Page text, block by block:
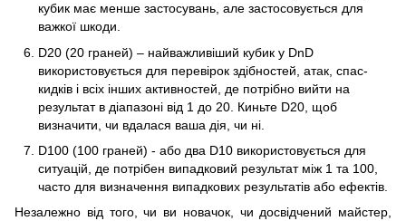
кубик має менше застосувань, але застосовується для
важкої шкоди.
D20 (20 граней) – найважливіший кубик у DnD
використовується для перевірок здібностей, атак, спас-
кидків і всіх інших активностей, де потрібно вийти на
результат в діапазоні від 1 до 20. Киньте D20, щоб
визначити, чи вдалася ваша дія, чи ні.
D100 (100 граней) - або два D10 використовується для
ситуацій, де потрібен випадковий результат між 1 та 100,
часто для визначення випадкових результатів або ефектів.
Незалежно від того, чи ви новачок, чи досвідчений майстер,